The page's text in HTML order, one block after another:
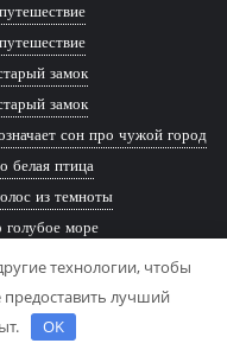
замок
замок
сон про чужой город
белая птица
из темноты
голубое море
море
река
технологии, чтобы
лучший
OK